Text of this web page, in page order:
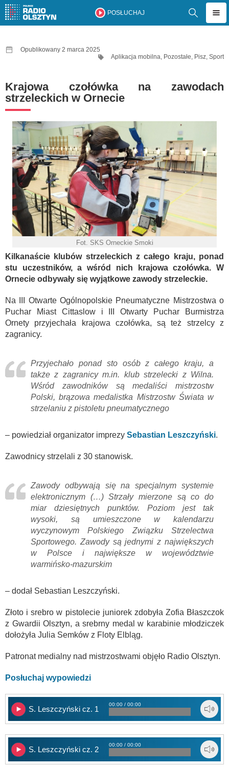
POSŁUCHAJ
Opublikowany 2 marca 2025
Aplikacja mobilna, Pozostałe, Pisz, Sport
Krajowa czołówka na zawodach
strzeleckich w Ornecie
Fot. SKS Orneckie Smoki
Kilkanaście klubów strzeleckich z całego kraju, ponad
stu uczestników, a wśród nich krajowa czołówka. W
Ornecie odbywały się wyjątkowe zawody strzeleckie.
Na III Otwarte Ogólnopolskie Pneumatyczne Mistrzostwa o
Puchar Miast Cittaslow i III Otwarty Puchar Burmistrza
Ornety przyjechała krajowa czołówka, są też strzelcy z
zagranicy.
Przyjechało ponad sto osób z całego kraju, a
także z zagranicy m.in. klub strzelecki z Wilna.
Wśród zawodników są medaliści mistrzostw
Polski, brązowa medalistka Mistrzostw Świata w
strzelaniu z pistoletu pneumatycznego
– powiedział organizator imprezy Sebastian Leszczyński.
Zawodnicy strzelali z 30 stanowisk.
Zawody odbywają się na specjalnym systemie
elektronicznym (…) Strzały mierzone są co do
miar dziesiętnych punktów. Poziom jest tak
wysoki, są umieszczone w kalendarzu
wyczynowym Polskiego Związku Strzelectwa
Sportowego. Zawody są jednymi z największych
w Polsce i największe w województwie
warmińsko-mazurskim
– dodał Sebastian Leszczyński.
Złoto i srebro w pistolecie juniorek zdobyła Zofia Błaszczok
z Gwardii Olsztyn, a srebrny medal w karabinie młodziczek
dołożyła Julia Semków z Floty Elbląg.
Patronat medialny nad mistrzostwami objęło Radio Olsztyn.
Posłuchaj wypowiedzi
S. Leszczyński cz. 1
00:00 / 00:00
S. Leszczyński cz. 2
00:00 / 00:00